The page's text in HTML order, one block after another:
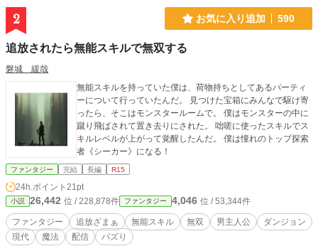
2 お気に入り追加 590
追放されたら無能スキルで無双する
磐城 緩哉
無能スキルを持っていた僕は、荷物持ちとしてあるパーティ
ーについて行っていたんだ。 見つけた宝箱にみんなで駆け寄
ったら、そこはモンスタールームで。 僕はモンスターの中に
蹴り飛ばされて置き去りにされた。 咄嗟に使ったスキルでス
キルレベルが上がって覚醒したんだ。 僕は憧れのトップ探索
者《シーカー》になる！
ファンタジー 完結 長編 R15
24h.ポイント 21pt
小説 26,442 位 / 228,878件 ファンタジー 4,046 位 / 53,344件
ファンタジー 追放ざまぁ 無能スキル 無双 男主人公
ダンジョン
現代
魔法 配信 バズり